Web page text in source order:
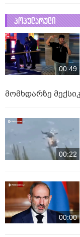
პოპულარული
00:49
მომხდარზე
00:22
00:00